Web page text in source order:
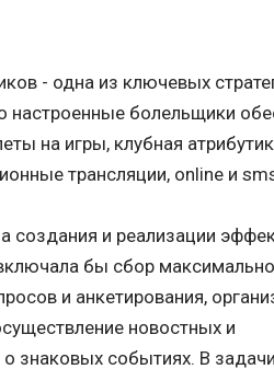
- одна из ключевых
настроенные болельщики
на игры, клубная
трансляции, online и
создания и реализации
бы сбор
и анкетирования,
новостных и
событиях. В